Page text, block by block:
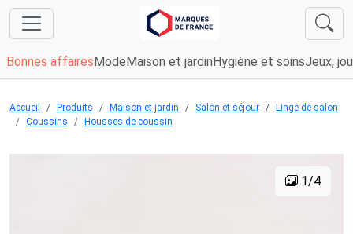
Bonnes affaires Mode Maison et jardin Hygiène et soinsJeux,
Accueil Produits Maison et jardin Salon et séjour
Linge de salon
Coussins
Housses de coussin
1/4